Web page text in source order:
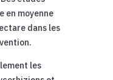
en moyenne
dans les
les